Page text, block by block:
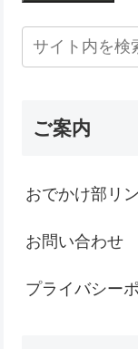
ご案内
おでかけ部リ
お問い合わせ
プライバシー